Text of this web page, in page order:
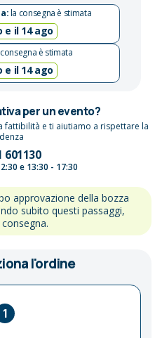
la consegna è stimata
e il 14 ago
è stimata
e il 14 ago
per un evento?
fattibilità e ti aiutiamo a rispettare la
601130
e 13:30 - 17:30
approvazione della bozza
subito questi passaggi,
l'ordine
1